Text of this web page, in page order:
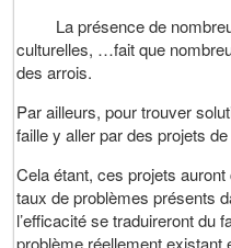
La présence de
culturelles, …fait que
des arrois.
Par ailleurs, pour trouver
faille y aller par des projets
Cela étant, ces projets
taux de problèmes présents
l’efficacité se traduireront du
problème réellement existant